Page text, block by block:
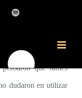
Spotify
que James
dudaron en utilizar